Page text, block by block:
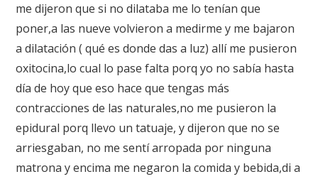
me dijeron que si no dilataba me lo tenían que
poner,a las nueve volvieron a medirme y me bajaron
a dilatación ( qué es donde das a luz) allí me pusieron
oxitocina,lo cual lo pase falta porq yo no sabía hasta
día de hoy que eso hace que tengas más
contracciones de las naturales,no me pusieron la
epidural porq llevo un tatuaje, y dijeron que no se
arriesgaban, no me sentí arropada por ninguna
matrona y encima me negaron la comida y bebida,di a